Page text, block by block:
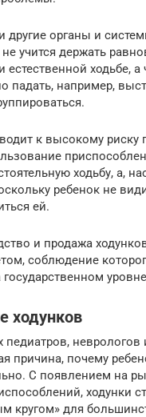
другие органы и
учится держать
естественной ходьбе,
падать, например,
к высокому риску
ходьбу, а,
ребенок не
ей.
и продажа
соблюдение
государственном
ходунков
неврологов
причина, почему
С появлением на
ходунки
кругом» для